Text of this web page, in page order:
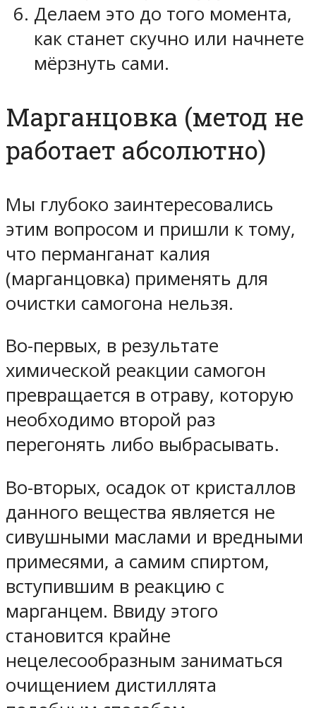
Делаем это до того момента,
как станет скучно или начнете
мёрзнуть сами.
Марганцовка (метод не
работает абсолютно)
Мы глубоко заинтересовались
этим вопросом и пришли к тому,
что перманганат калия
(марганцовка) применять для
очистки самогона нельзя.
Во-первых, в результате
химической реакции самогон
превращается в отраву, которую
необходимо второй раз
перегонять либо выбрасывать.
Во-вторых, осадок от кристаллов
данного вещества является не
сивушными маслами и вредными
примесями, а самим спиртом,
вступившим в реакцию с
марганцем. Ввиду этого
становится крайне
нецелесообразным заниматься
очищением дистиллята